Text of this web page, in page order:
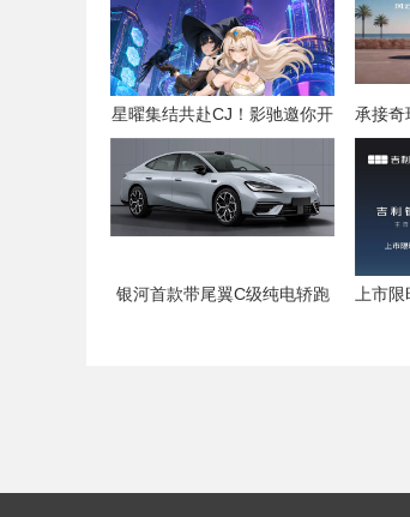
星曜集结共赴CJ！影驰邀你开
启次元与科技的双重冒险
承接奇
风云
银河首款带尾翼C级纯电轿跑
上市